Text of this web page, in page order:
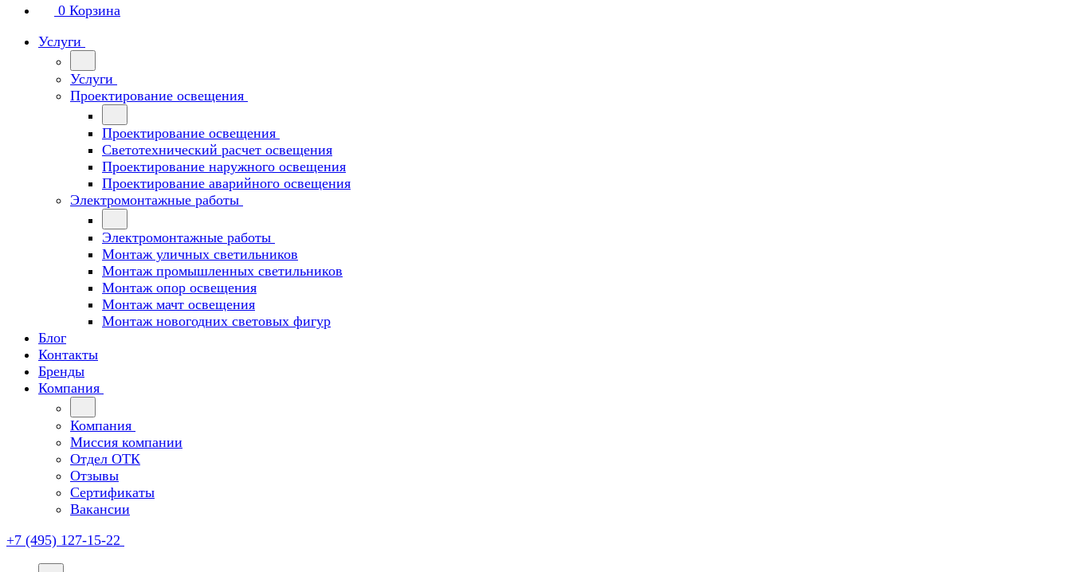
0 Корзина
Услуги
Услуги
Проектирование освещения
Проектирование освещения
Светотехнический расчет освещения
Проектирование наружного освещения
Проектирование аварийного освещения
Электромонтажные работы
Электромонтажные работы
Монтаж уличных светильников
Монтаж промышленных светильников
Монтаж опор освещения
Монтаж мачт освещения
Монтаж новогодних световых фигур
Блог
Контакты
Бренды
Компания
Компания
Миссия компании
Отдел ОТК
Отзывы
Сертификаты
Вакансии
+7 (495) 127-15-22